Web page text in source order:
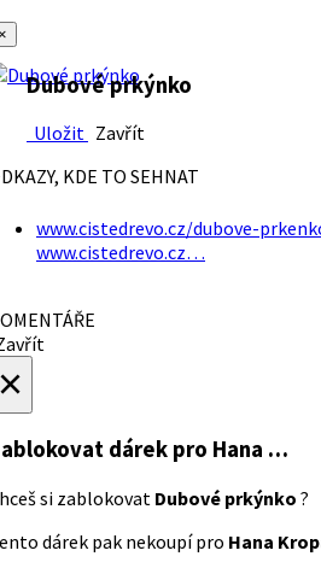
Dubové prkýnko
Uložit Zavřít
KDE TO SEHNAT
www.cistedrevo.cz/dubove-
www.cistedrevo.cz…
dárek pro Hana …
si zablokovat Dubové prkýnko ?
dárek pak nekoupí pro Hana